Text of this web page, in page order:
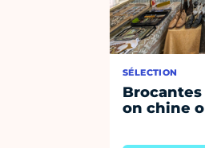
SÉLECTION
on chine